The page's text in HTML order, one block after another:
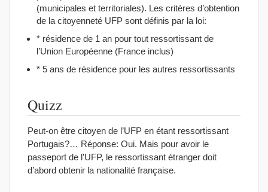
(municipales et territoriales). Les critères d’obtention
de la citoyenneté UFP sont définis par la loi:
* résidence de 1 an pour tout ressortissant de
l’Union Européenne (France inclus)
* 5 ans de résidence pour les autres ressortissants
Quizz
Peut-on être citoyen de l’UFP en étant ressortissant
Portugais?… Réponse: Oui. Mais pour avoir le
passeport de l’UFP, le ressortissant étranger doit
d’abord obtenir la nationalité française.